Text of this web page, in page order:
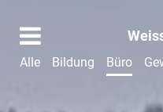
Alle Bildung Büro